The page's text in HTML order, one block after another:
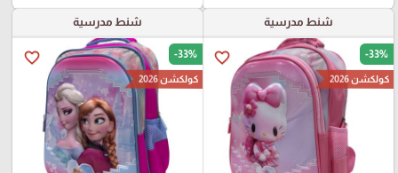
شنط مدرسية
favorite_border -33%
كولكشن 2026
شنط مدرسية
favorite_border -33%
كولكشن 2026